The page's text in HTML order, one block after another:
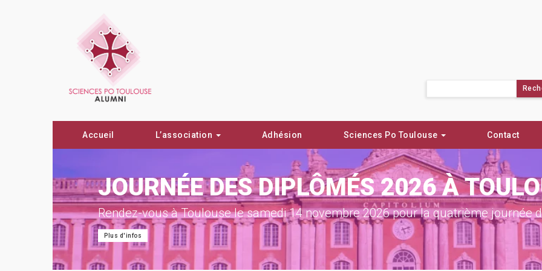
Accueil L’association Adhésion Sciences Po Toulouse Contact
JOURNÉE DES DIPLÔMÉS 2026 À
Rendez-vous à Toulouse le samedi 14 novembre 2026 pour la quatrième journée
Plus d'infos